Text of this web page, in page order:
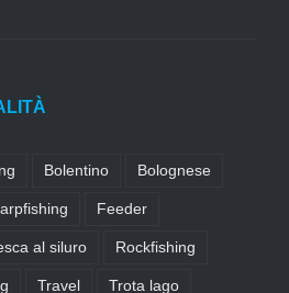
Bolentino Bolognese
Feeder
al siluro Rockfishing
Travel Trota lago